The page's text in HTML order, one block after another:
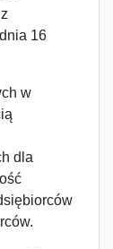
16
w
dla